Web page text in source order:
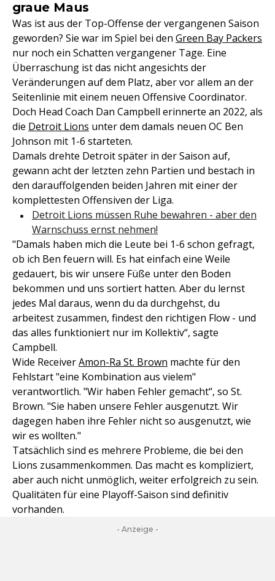
graue Maus
Was ist aus der Top-Offense der vergangenen Saison
geworden? Sie war im Spiel bei den Green Bay Packers
nur noch ein Schatten vergangener Tage. Eine
Überraschung ist das nicht angesichts der
Veränderungen auf dem Platz, aber vor allem an der
Seitenlinie mit einem neuen Offensive Coordinator.
Doch Head Coach Dan Campbell erinnerte an 2022, als
die Detroit Lions unter dem damals neuen OC Ben
Johnson mit 1-6 starteten.
Damals drehte Detroit später in der Saison auf,
gewann acht der letzten zehn Partien und bestach in
den darauffolgenden beiden Jahren mit einer der
komplettesten Offensiven der Liga.
Detroit Lions müssen Ruhe bewahren - aber den
Warnschuss ernst nehmen!
"Damals haben mich die Leute bei 1-6 schon gefragt,
ob ich Ben feuern will. Es hat einfach eine Weile
gedauert, bis wir unsere Füße unter den Boden
bekommen und uns sortiert hatten. Aber du lernst
jedes Mal daraus, wenn du da durchgehst, du
arbeitest zusammen, findest den richtigen Flow - und
das alles funktioniert nur im Kollektiv“, sagte
Campbell.
Wide ReceiverAmon-Ra St. Brown machte für den
Fehlstart "eine Kombination aus vielem"
verantwortlich. "Wir haben Fehler gemacht“, so St.
Brown. "Sie haben unsere Fehler ausgenutzt. Wir
dagegen haben ihre Fehler nicht so ausgenutzt, wie
wir es wollten."
Tatsächlich sind es mehrere Probleme, die bei den
Lions zusammenkommen. Das macht es kompliziert,
aber auch nicht unmöglich, weiter erfolgreich zu sein.
Qualitäten für eine Playoff-Saison sind definitiv
vorhanden.
- Anzeige -